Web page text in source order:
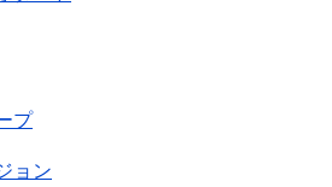
プ
ョン